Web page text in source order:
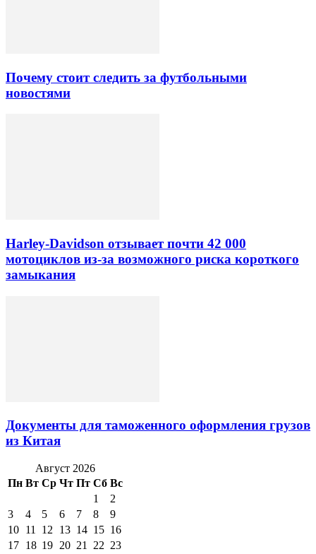
Почему стоит следить за футбольными
новостями
Harley-Davidson отзывает почти 42 000
мотоциклов из-за возможного риска короткого
замыкания
Документы для таможенного оформления грузов
из Китая
Август 2026
Пн Вт Ср Чт Пт Сб Вс
1
2
3
4 5 6 7 8
9
10 11 12 13 14 15 16
17 18 19 20 21 22 23